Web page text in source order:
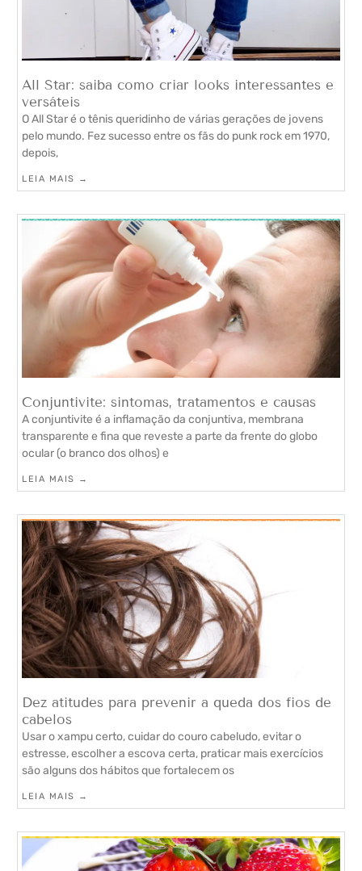
All Star: saiba como criar looks interessantes e
versáteis
O All Star é o tênis queridinho de várias gerações de jovens
pelo mundo. Fez sucesso entre os fãs do punk rock em 1970,
depois,
LEIA MAIS →
Conjuntivite: sintomas, tratamentos e causas
A conjuntivite é a inflamação da conjuntiva, membrana
transparente e fina que reveste a parte da frente do globo
ocular (o branco dos olhos) e
LEIA MAIS →
Dez atitudes para prevenir a queda dos fios de
cabelos
Usar o xampu certo, cuidar do couro cabeludo, evitar o
estresse, escolher a escova certa, praticar mais exercícios
são alguns dos hábitos que fortalecem os
LEIA MAIS →